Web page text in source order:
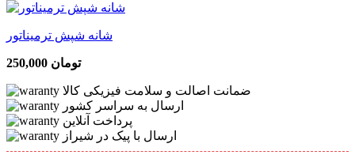
شانه شپش ترمیناتور
250,000 تومان
ضمانت اصالت و سلامت فیزیکی کالا
ارسال به سراسر کشور
پرداخت آنلاین
ارسال با پیک در شیراز